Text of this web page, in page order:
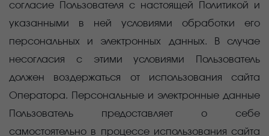
согласие Пользователя с настоящей Политикой и
указанными в ней условиями обработки его
персональных и электронных данных. В случае
несогласия с этими условиями Пользователь
должен воздержаться от использования сайта
Оператора. Персональные и электронные данные
Пользователь предоставляет о себе
самостоятельно в процессе использования сайта